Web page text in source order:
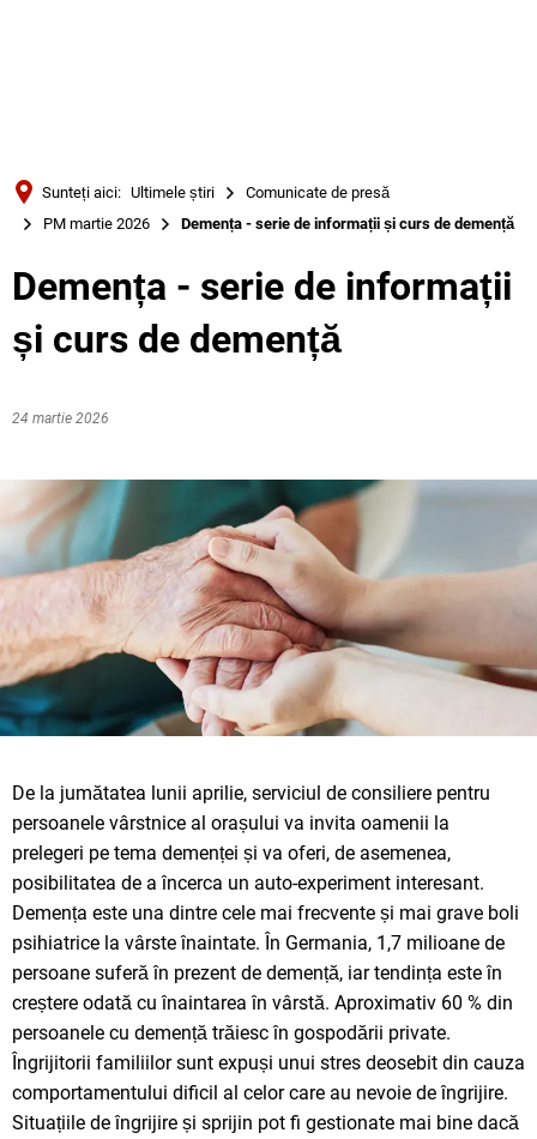
Русский
Deutsch
Sunteți aici: Ultimele știri
Comunicate de presă
PM martie 2026
Demența - serie de informații și curs de demență
Demența - serie de informații
și curs de demență
24 martie 2026
De la jumătatea lunii aprilie, serviciul de consiliere pentru
persoanele vârstnice al orașului va invita oamenii la
prelegeri pe tema demenței și va oferi, de asemenea,
posibilitatea de a încerca un auto-experiment interesant.
Demența este una dintre cele mai frecvente și mai grave boli
psihiatrice la vârste înaintate. În Germania, 1,7 milioane de
persoane suferă în prezent de demență, iar tendința este în
creștere odată cu înaintarea în vârstă. Aproximativ 60 % din
persoanele cu demență trăiesc în gospodării private.
Îngrijitorii familiilor sunt expuși unui stres deosebit din cauza
comportamentului dificil al celor care au nevoie de îngrijire.
Situațiile de îngrijire și sprijin pot fi gestionate mai bine dacă